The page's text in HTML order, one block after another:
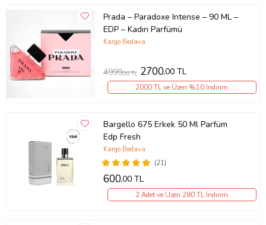
Prada – Paradoxe Intense – 90 ML –
EDP – Kadın Parfümü
Kargo Bedava
4999,00 TL 2700,00 TL
2000 TL ve Üzeri %10 İndirim
Bargello 675 Erkek 50 Ml Parfüm
Edp Fresh
(21)
Kargo Bedava
600,00 TL
2 Adet ve Üzeri 280 TL İndirim